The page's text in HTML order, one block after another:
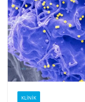
KLINIK